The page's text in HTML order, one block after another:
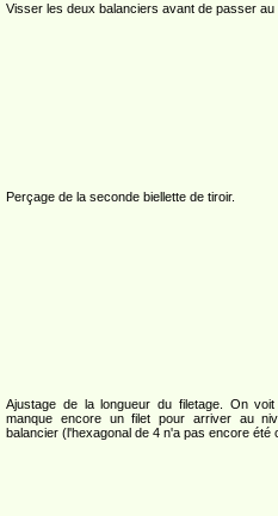
Visser les deux balanciers avant de passer au
Perçage de la seconde biellette de tiroir.
Ajustage de la longueur du filetage. On
manque encore un filet pour arriver au
balancier (l'hexagonal de 4 n'a pas encore été